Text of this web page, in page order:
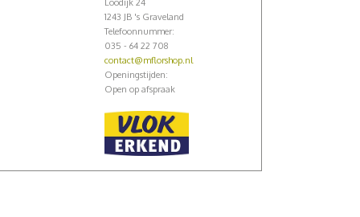
Loodijk 24
1243 JB 's Graveland
Telefoonnummer:
035 - 64 22 708
contact@mflorshop.nl
Openingstijden:
Open op afspraak